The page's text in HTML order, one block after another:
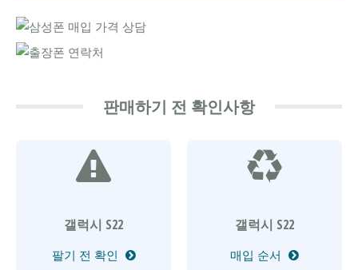
판매하기 전 확인사항
갤럭시 S22
팔기 전 확인
갤럭시 S22
매입 순서